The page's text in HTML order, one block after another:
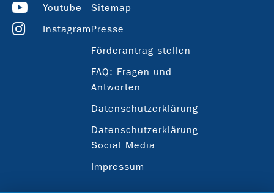
Youtube
Instagram
Sitemap
Presse
Förderantrag stellen
FAQ: Fragen und
Antworten
Datenschutzerklärung
Datenschutzerklärung
Social Media
Impressum